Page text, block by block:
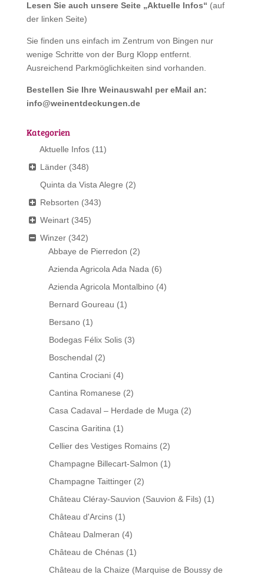
Lesen Sie auch unsere Seite „Aktuelle Infos“ (auf
der linken Seite)
Sie finden uns einfach im Zentrum von Bingen nur
wenige Schritte von der Burg Klopp entfernt.
Ausreichend Parkmöglichkeiten sind vorhanden.
Bestellen Sie Ihre Weinauswahl per eMail an:
info@weinentdeckungen.de
Kategorien
Aktuelle Infos (11)
Länder (348)
Quinta da Vista Alegre (2)
Rebsorten (343)
Weinart (345)
Winzer (342)
Abbaye de Pierredon (2)
Azienda Agricola Ada Nada (6)
Azienda Agricola Montalbino (4)
Bernard Goureau (1)
Bersano (1)
Bodegas Félix Solis (3)
Boschendal (2)
Cantina Crociani (4)
Cantina Romanese (2)
Casa Cadaval – Herdade de Muga (2)
Cascina Garitina (1)
Cellier des Vestiges Romains (2)
Champagne Billecart-Salmon (1)
Champagne Taittinger (2)
Château Cléray-Sauvion (Sauvion & Fils) (1)
Château d'Arcins (1)
Château Dalmeran (4)
Château de Chénas (1)
Château de la Chaize (Marquise de Boussy de